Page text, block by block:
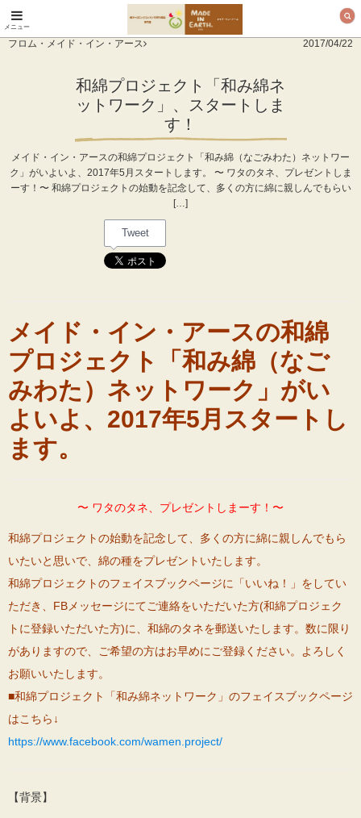
オーガニックコットン
メニュー
フロム・メイド・イン・アース 2017/04/22
和綿プロジェクト「和み綿ネ
ットワーク」、スタートしま
す！
メイド・イン・アースの和綿プロジェクト「和み綿（なごみわた）ネットワー
ク」がいよいよ、2017年5月スタートします。 〜 ワタのタネ、プレゼントしま
ーす！〜 和綿プロジェクトの始動を記念して、多くの方に綿に親しんでもらい
[…]
Tweet
メイド・イン・アースの和綿
プロジェクト
「和み綿（なご
みわた）ネットワーク」がい
よいよ、2017年5月スタートし
ます。
〜 ワタのタネ、プレゼントしまーす！〜
和綿プロジェクトの始動を記念して、多くの方に綿に親しんでもら
いたいと思いで、 綿の種をプレゼントいたします。
和綿プロジェクトのフェイスブックページに「いいね！」をしてい
ただき、FBメッセージにてご連絡をいただいた方(和綿プロジェク
トに登録いただいた方)に、和綿のタネを郵送いたします。数に限り
がありますので、ご希望の方はお早めにご登録ください。よろしく
お願いいたします。
■和綿プロジェクト「和み綿ネットワーク」のフェイスブックページ
はこちら↓
https://www.facebook.com/wamen.project/
【背景】